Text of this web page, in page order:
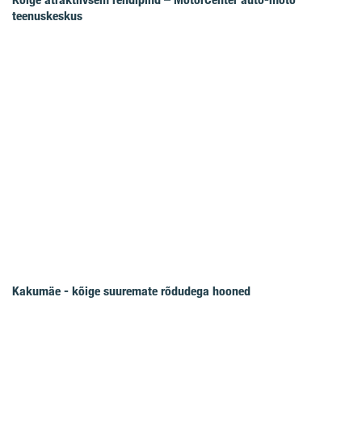
teenuskeskus
Kakumäe - kõige suuremate rõdudega hooned